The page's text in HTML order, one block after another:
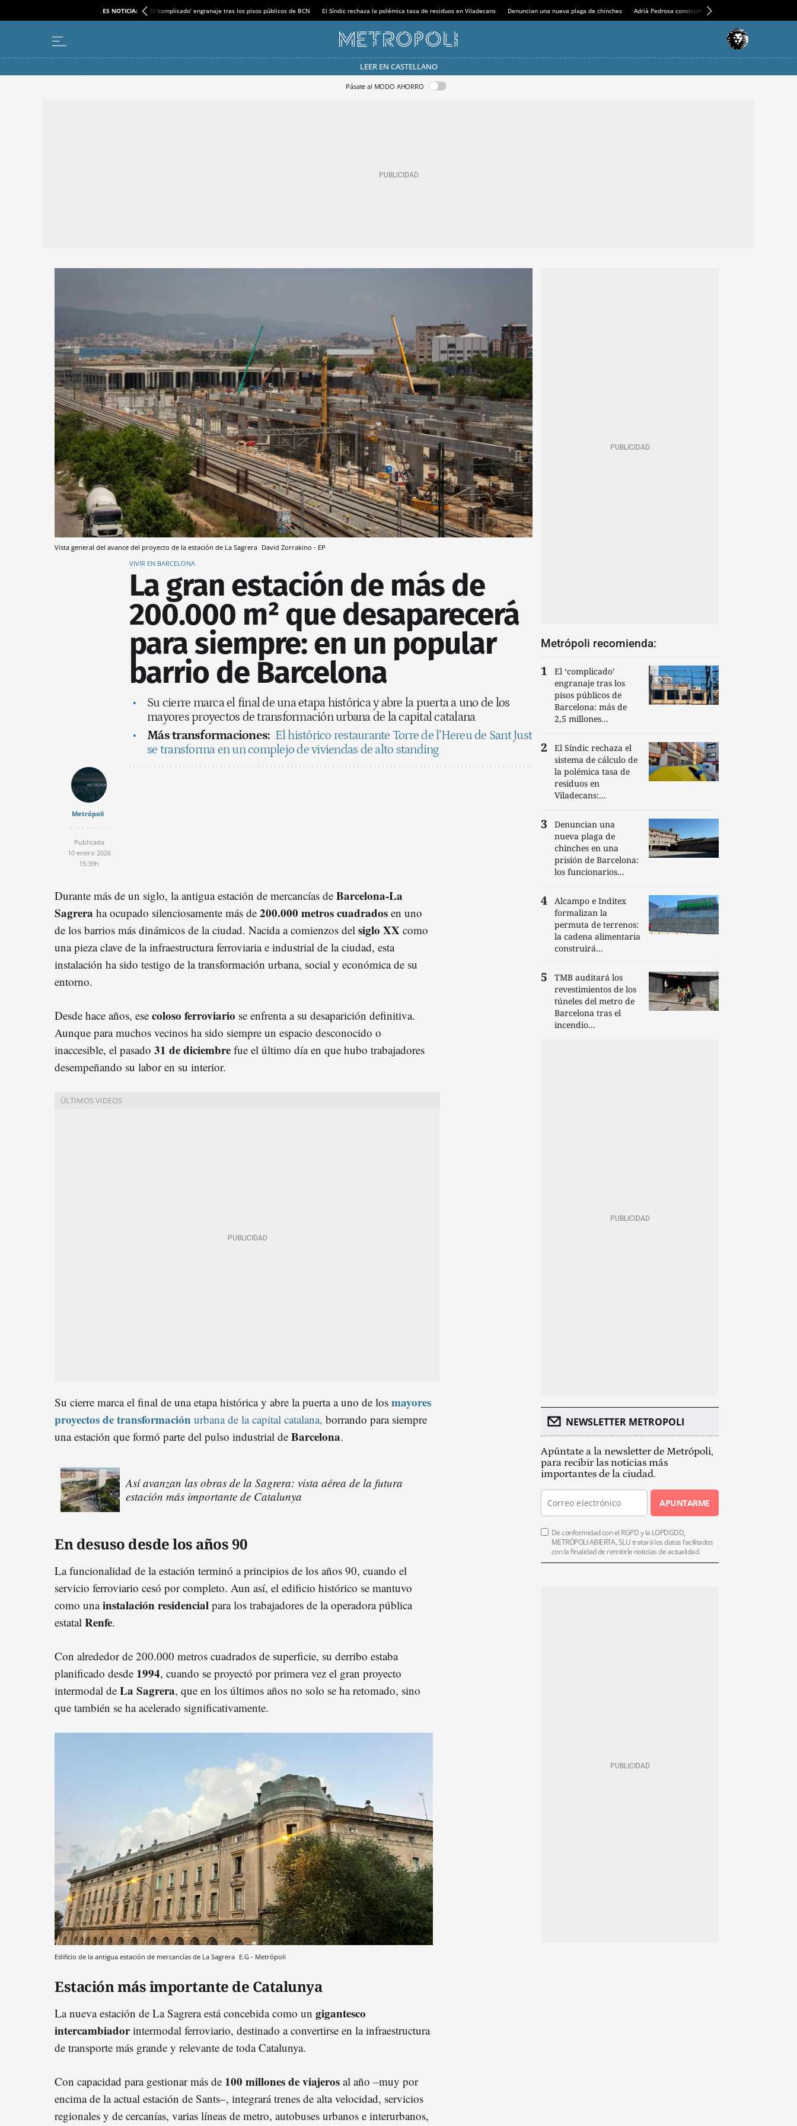
ES NOTICIA: El ‘complicado’ engranaje tras los pisos públicos de BCN El Síndic rechaza la polémica tasa de residuos en Viladecans Denuncian una nueva plaga de chinches Adrià Pedrosa construirá la nueva residencia en el
LEER EN CASTELLANO
Pásate al MODO AHORRO
Vista general del avance del proyecto de la estación de La Sagrera David Zorrakino - EP
VIVIR EN BARCELONA
La gran estación de más de
200.000 m² que desaparecerá
para siempre: en un popular
barrio de Barcelona
Su cierre marca el final de una etapa histórica y abre la puerta a uno de los
mayores proyectos de transformación urbana de la capital catalana
Más transformaciones: El histórico restaurante Torre de l’Hereu de Sant Just
se transforma en un complejo de viviendas de alto standing
Metrópoli
Publicada
10 enero 2026
15:39h
Durante más de un siglo, la antigua estación de mercancías de Barcelona-La
Sagrera ha ocupado silenciosamente más de 200.000 metros cuadrados en uno
de los barrios más dinámicos de la ciudad. Nacida a comienzos del siglo XX como
una pieza clave de la infraestructura ferroviaria e industrial de la ciudad, esta
instalación ha sido testigo de la transformación urbana, social y económica de su
entorno.
Desde hace años, ese coloso ferroviario se enfrenta a su desaparición definitiva.
Aunque para muchos vecinos ha sido siempre un espacio desconocido o
inaccesible, el pasado 31 de diciembre fue el último día en que hubo trabajadores
desempeñando su labor en su interior.
Su cierre marca el final de una etapa histórica y abre la puerta a uno de los mayores
proyectos de transformación urbana de la capital catalana, borrando para siempre
una estación que formó parte del pulso industrial de Barcelona.
Así avanzan las obras de la Sagrera: vista aérea de la futura
estación más importante de Catalunya
En desuso desde los años 90
La funcionalidad de la estación terminó a principios de los años 90, cuando el
servicio ferroviario cesó por completo. Aun así, el edificio histórico se mantuvo
como unainstalación residencial para los trabajadores de la operadora pública
estatal Renfe.
Con alrededor de 200.000 metros cuadrados de superficie, su derribo estaba
planificado desde 1994, cuando se proyectó por primera vez el gran proyecto
intermodal de La Sagrera, que en los últimos años no solo se ha retomado, sino
que también se ha acelerado significativamente.
Edificio de la antigua estación de mercancías de La Sagrera E.G - Metrópoli
Estación más importante de Catalunya
La nueva estación de La Sagrera está concebida como un gigantesco
intercambiadorintermodal ferroviario, destinado a convertirse en la infraestructura
de transporte más grande y relevante de toda Catalunya.
Con capacidad para gestionar más de 100 millones de viajeros al año –muy por
encima de la actual estación de Sants–, integrará trenes de alta velocidad, servicios
regionales y de cercanías, varias líneas de metro, autobuses urbanos e interurbanos,
Metrópoli recomienda:
El ‘complicado’
engranaje tras los
pisos públicos de
Barcelona: más de
2,5 millones...
El Síndic rechaza el
sistema de cálculo de
la polémica tasa de
residuos en
Viladecans:...
Denuncian una
nueva plaga de
chinches en una
prisión de Barcelona:
los funcionarios...
Alcampo e Inditex
formalizan la
permuta de terrenos:
la cadena alimentaria
construirá...
TMB auditará los
revestimientos de los
túneles del metro de
Barcelona tras el
incendio...
NEWSLETTER METROPOLI
Apúntate a la newsletter de Metrópoli,
para recibir las noticias más
importantes de la ciudad.
APUNTARME
De conformidad con el RGPD y la LOPDGDD,
METRÓPOLI ABIERTA, SLU tratará los datos facilitados
con la finalidad de remitirle noticias de actualidad.